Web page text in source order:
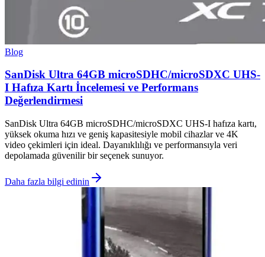
Blog
SanDisk Ultra 64GB microSDHC/microSDXC UHS-
I Hafıza Kartı İncelemesi ve Performans
Değerlendirmesi
SanDisk Ultra 64GB microSDHC/microSDXC UHS-I hafıza kartı,
yüksek okuma hızı ve geniş kapasitesiyle mobil cihazlar ve 4K
video çekimleri için ideal. Dayanıklılığı ve performansıyla veri
depolamada güvenilir bir seçenek sunuyor.
Daha fazla bilgi edinin